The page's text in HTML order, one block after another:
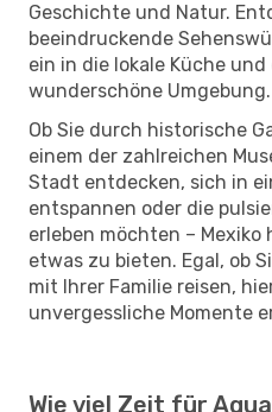
Geschichte und Natur.
beeindruckende
ein in die lokale Küche
wunderschöne Umgebung.
Ob Sie durch historische
einem der zahlreichen
Stadt entdecken, sich in
entspannen oder die
erleben möchten –
etwas zu bieten. Egal, ob
mit Ihrer Familie reisen,
unvergessliche Momente
Wie viel Zeit für